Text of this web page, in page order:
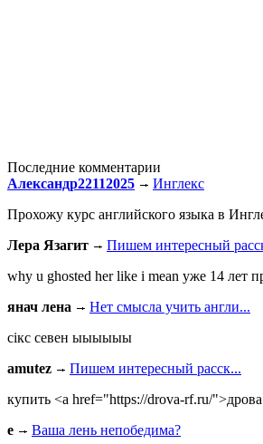
Последние комментарии
Александр22112025
Инглекс
Прохожу курс английского языка в
Лера Язагит
Пишем интересный
why u ghosted her like i mean уже 14 лет
янач лена
Нет смысла учить англи...
сiкс севен ыыыыыы
amutez
Пишем интересный расск...
купить <a href="https://drova-rf.ru/
e
Ваша лень непобедима?